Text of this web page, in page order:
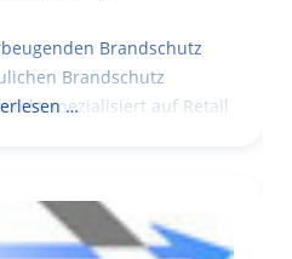
Brandschutz
Brandschutz
spezialisiert auf Retail
…